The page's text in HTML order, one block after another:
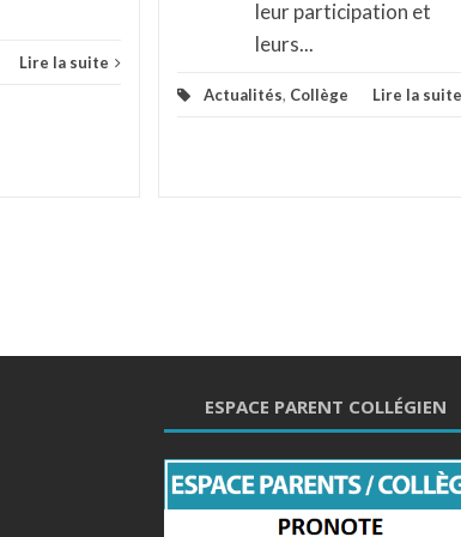
Lire la suite
leur participation et
leurs...
Actualités, Collège Lire la suite
ESPACE PARENT COLLÉGIEN